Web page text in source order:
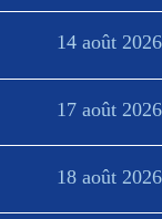
14 août 2026
17 août 2026
18 août 2026